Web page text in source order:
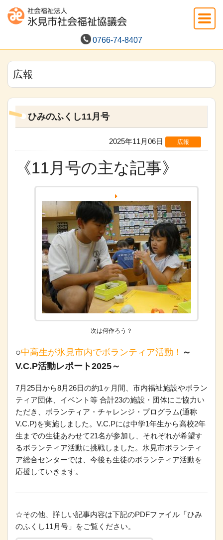
0766-74-8407
広報
ひみのふくし11月号
2025年11月06日 広報
《11月号の主な記事》
次は何作ろう？
○中高生が氷見市内でボランティア活動！ ～
V.C.P活動レポート2025～
7月25日から8月26日の約1ヶ月間、市内福祉施設やボラン
ティア団体、イベント等 合計23の施設・団体にご協力い
ただき、ボランティア・チャレンジ・プログラム(通称
V.C.P)を実施しました。V.C.Pには中学1年生から高校2年
生までの生徒あわせて21名が参加し、それぞれが希望す
るボランティア活動に挑戦しました。氷見市ボランティ
ア総合センターでは、今後も生徒のボランティア活動を
応援していきます。
☆その他、詳しい記事内容は下記のPDFファイル「ひみ
のふくし11月号」をご覧ください。